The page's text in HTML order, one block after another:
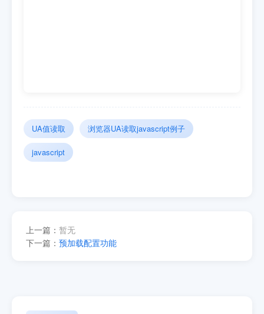
UA值读取 浏览器UA读取javascript例子
javascript
上一篇： 暂无
下一篇： 预加载配置功能